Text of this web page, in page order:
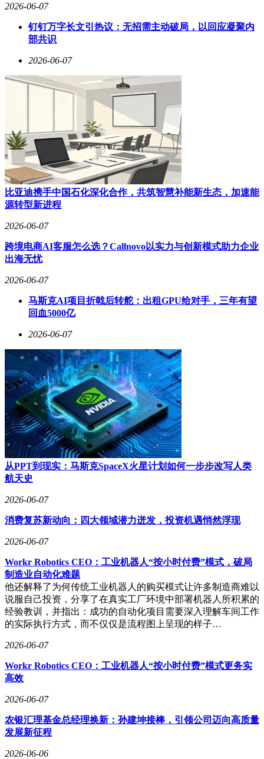
在娱乐圈这个竞争激烈的市场中，织田奈娜凭借着自己的努力
和才华脱颖而出，成为了许多人心中的女神。她的美不仅体现
质。这种独特的美让她在舞台上更加耀眼，也让她在观众心中
留下了深刻的印象。
2026-06-07
钉钉万字长文引热议：无招需主动破局，以回应凝聚内
部共识
2026-06-07
比亚迪携手中国石化深化合作，共筑智慧补能新生态，加速能
源转型新进程
2026-06-07
跨境电商AI客服怎么选？Callnovo以实力与创新模式助力企业
出海无忧
2026-06-07
马斯克AI项目折戟后转舵：出租GPU给对手，三年有望
回血5000亿
2026-06-07
从PPT到现实：马斯克SpaceX火星计划如何一步步改写人类
航天史
2026-06-07
消费复苏新动向：四大领域潜力迸发，投资机遇悄然浮现
2026-06-07
Workr Robotics CEO：工业机器人“按小时付费”模式，破局
制造业自动化难题
他还解释了为何传统工业机器人的购买模式让许多制造商难以
说服自己投资，分享了在真实工厂环境中部署机器人所积累的
经验教训，并指出：成功的自动化项目需要深入理解车间工作
的实际执行方式，而不仅仅是流程图上呈现的样子…
2026-06-07
Workr Robotics CEO：工业机器人“按小时付费”模式更务实
高效
2026-06-07
农银汇理基金总经理换新：孙建坤接棒，引领公司迈向高质量
发展新征程
2026-06-06